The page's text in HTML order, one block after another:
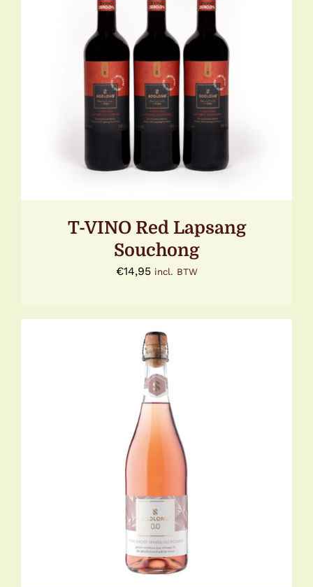
TOEVOEGEN AAN WINKELWAGEN
DETAILS
T-VINO Red Lapsang
Souchong
€14,95 incl. BTW
TOEVOEGEN AAN WINKELWAGEN